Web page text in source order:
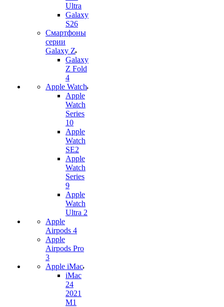
Ultra
Galaxy
S26
Смартфоны
серии
Galaxy Z
Galaxy
Z Fold
4
Apple Watch
Apple
Watch
Series
10
Apple
Watch
SE2
Apple
Watch
Series
9
Apple
Watch
Ultra 2
Apple
Airpods 4
Apple
Airpods Pro
3
Apple iMac
iMac
24
2021
M1